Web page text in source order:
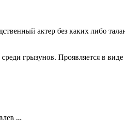
актер без каких либо
грызунов. Проявляется в
...